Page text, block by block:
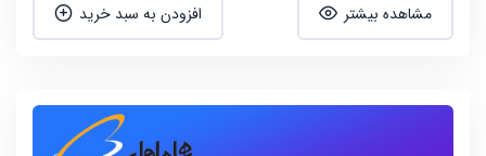
این بانک برای منطقه کد پستی 11 تهران بوده که با توجه به
امامزاده یحیی، پامنار، سنگلج، ایران، فردوسی، آبشار، بازار،
قیام، کوثر، هرندی، تختی، جوادیه، نازی آباد، یاخچی آباد،
مشاهده بیشتر افزودن به سبد خرید